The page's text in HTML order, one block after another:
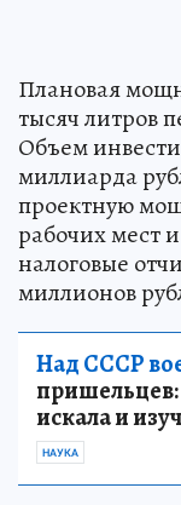
Плановая
тысяч литров
Объем
миллиарда
проектную
рабочих мест
налоговые
миллионов
Над СССР
пришельцев:
искала и
НАУКА